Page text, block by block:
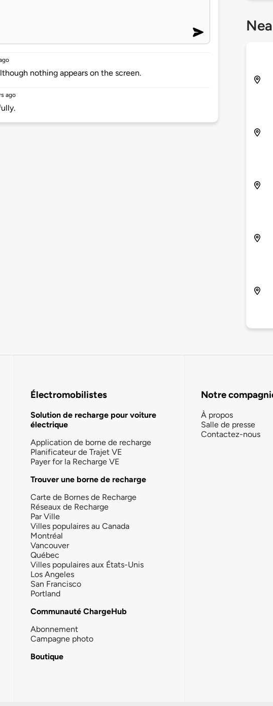
nothing appears on the screen.
ago
Électromobilistes
Solution de recharge pour voiture
électrique
Application de borne de recharge
Planificateur de Trajet VE
Payer for la Recharge VE
Trouver une borne de recharge
Carte de Bornes de Recharge
Réseaux de Recharge
Par Ville
Villes populaires au Canada
Montréal
Vancouver
Québec
Villes populaires aux États-Unis
Los Angeles
San Francisco
Portland
Communauté ChargeHub
Abonnement
Campagne photo
Boutique
Notre
À propos
Salle de presse
Contactez-nous